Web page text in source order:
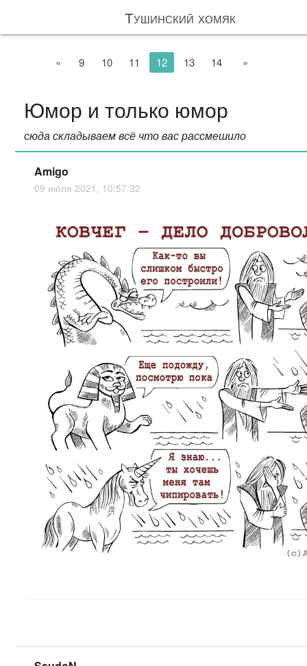
Тушинский хомяк
« 9 10 11 12 13 14 »
Юмор и только юмор
сюда складываем всё что вас рассмешило
Amigo
09 июля 2021, 10:57:32